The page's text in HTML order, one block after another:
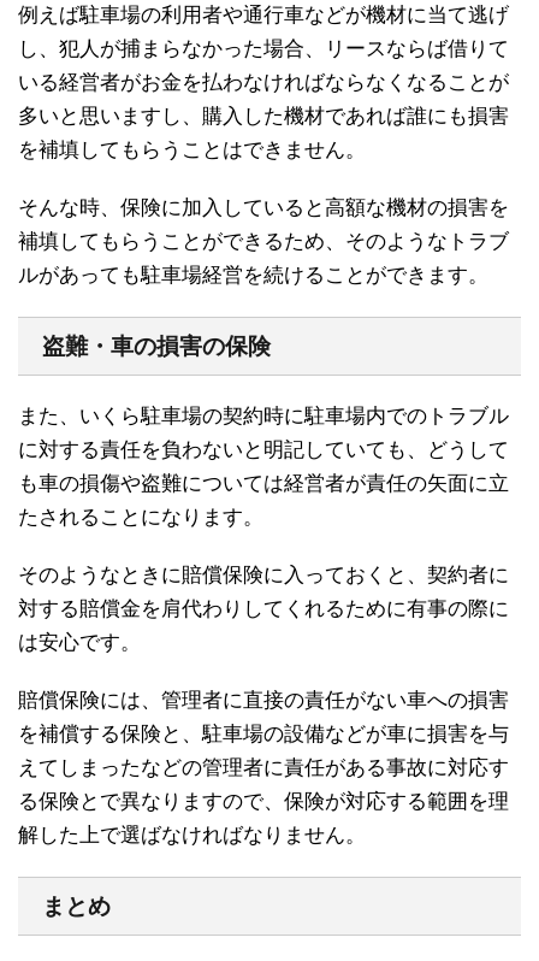
例えば駐車場の利用者や通行車などが機材に当て逃げ
し、犯人が捕まらなかった場合、リースならば借りて
いる経営者がお金を払わなければならなくなることが
多いと思いますし、購入した機材であれば誰にも損害
を補填してもらうことはできません。
そんな時、保険に加入していると高額な機材の損害を
補填してもらうことができるため、そのようなトラブ
ルがあっても駐車場経営を続けることができます。
盗難・車の損害の保険
また、いくら駐車場の契約時に駐車場内でのトラブル
に対する責任を負わないと明記していても、どうして
も車の損傷や盗難については経営者が責任の矢面に立
たされることになります。
そのようなときに賠償保険に入っておくと、契約者に
対する賠償金を肩代わりしてくれるために有事の際に
は安心です。
賠償保険には、管理者に直接の責任がない車への損害
を補償する保険と、駐車場の設備などが車に損害を与
えてしまったなどの管理者に責任がある事故に対応す
る保険とで異なりますので、保険が対応する範囲を理
解した上で選ばなければなりません。
まとめ